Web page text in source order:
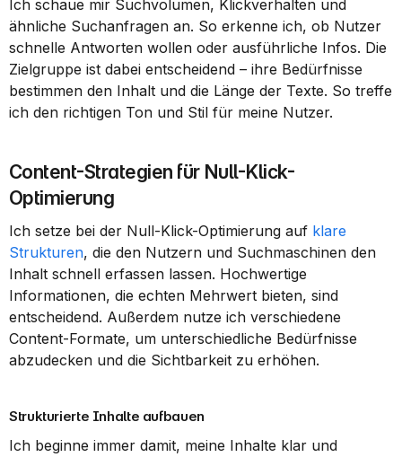
Ich schaue mir Suchvolumen, Klickverhalten und
ähnliche Suchanfragen an. So erkenne ich, ob Nutzer
schnelle Antworten wollen oder ausführliche Infos. Die
Zielgruppe ist dabei entscheidend – ihre Bedürfnisse
bestimmen den Inhalt und die Länge der Texte. So treffe
ich den richtigen Ton und Stil für meine Nutzer.
Content-Strategien für Null-Klick-
Optimierung
Ich setze bei der Null-Klick-Optimierung auf klare
Strukturen, die den Nutzern und Suchmaschinen den
Inhalt schnell erfassen lassen. Hochwertige
Informationen, die echten Mehrwert bieten, sind
entscheidend. Außerdem nutze ich verschiedene
Content-Formate, um unterschiedliche Bedürfnisse
abzudecken und die Sichtbarkeit zu erhöhen.
Strukturierte Inhalte aufbauen
Ich beginne immer damit, meine Inhalte klar und